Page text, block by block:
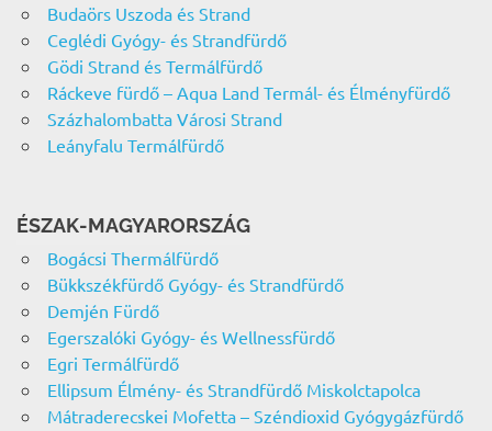
Budaörs Uszoda és Strand
Ceglédi Gyógy- és Strandfürdő
Gödi Strand és Termálfürdő
Ráckeve fürdő – Aqua Land Termál- és Élményfürdő
Százhalombatta Városi Strand
Leányfalu Termálfürdő
ÉSZAK-MAGYARORSZÁG
Bogácsi Thermálfürdő
Bükkszékfürdő Gyógy- és Strandfürdő
Demjén Fürdő
Egerszalóki Gyógy- és Wellnessfürdő
Egri Termálfürdő
Ellipsum Élmény- és Strandfürdő Miskolctapolca
Mátraderecskei Mofetta – Széndioxid Gyógygázfürdő